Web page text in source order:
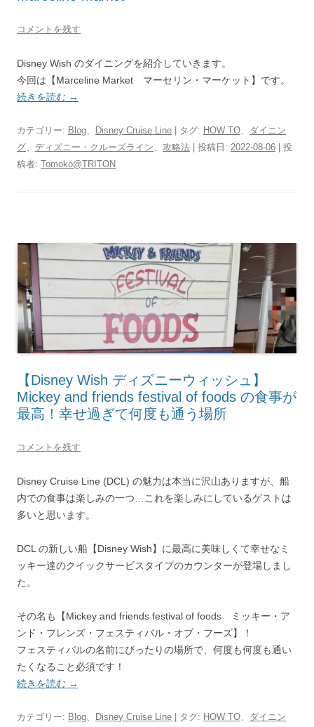
コメントを残す
Disney Wish のダイニングを紹介していきます。
今回は【Marceline Market マーセリン・マーケット】です。
続きを読む →
カテゴリー: Blog、 Disney Cruise Line | タグ: HOW TO、 ダイニン
グ、 ディズニー・クルーズライン、 攻略法 | 投稿日: 2022-08-06
投
稿者: Tomoko@TRITON
【Disney Wish ディズニーウィッシュ】
Mickey and friends festival of foods の食事が
最高！幸せ過ぎて何度も通う場所
コメントを残す
Disney Cruise Line (DCL) の魅力は本当に沢山ありますが、船
内での食事は楽しみの一つ…これを楽しみにしているゲストは
多いと思います。
DCL の新しい船【Disney Wish】に最高に美味しくて幸せなミ
ッキー達のクイックサービスタイプのカウンターが登場しまし
た。
その名も【Mickey and friends festival of foods ミッキー・ア
ンド・フレンズ・フェスティバル・オブ・フーズ】！
フェスティバルの名前にぴったりの場所で、何度も何度も通い
たくなること必須です！
続きを読む →
カテゴリー: Blog、 Disney Cruise Line | タグ: HOW TO、 ダイニン